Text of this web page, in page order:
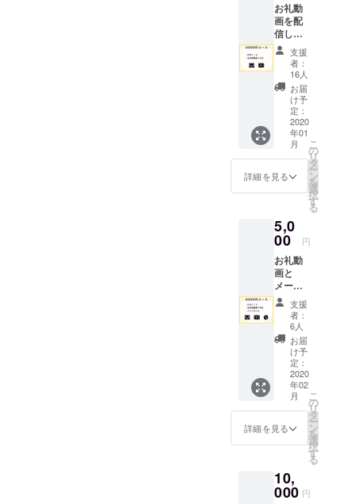
お礼動
画を配
信し、
その中
でお礼
のメッ
セージ
をお伝
えさせ
てくだ
さい。
CAMPF
IREの
メッ
セージ
メール
もお送
りさせ
ていた
だきま
す。 備
考欄に
お名前
の記入
をお願
いいた
しま
す。
(ニック
ネーム
でも結
構です)
支援
者：
16人
お届
け予
定：
2020
年01
月
詳細を見る
こ
の
リ
タ
ー
ン
を
選
択
す
る
5,0
00 円
お礼動
画と
メール
に加え
て、 ミ
ニアル
バムを
データ
にてお
送りい
たしま
す。 ※
収録曲
は未定
支援
者：
6人
お届
け予
定：
2020
年02
月
詳細を見る
こ
の
リ
タ
ー
ン
を
選
択
す
る
10,
000 円